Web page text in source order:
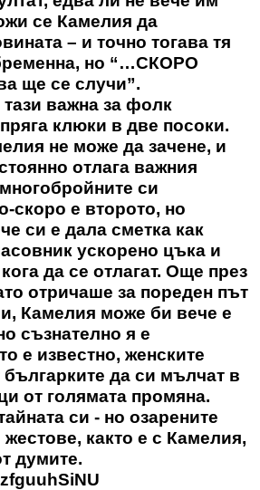
се Камелия да
– и точно тогава тя
но “…СКОРО
ще се случи”.
важна за фолк
клюки в две посоки.
не може да зачене, и
отлага важния
си
скоро е второто, но
си е дала сметка как
ускорено цъка и
да се отлагат. Още през
отричаше за пореден път
Камелия може би вече е
съзнателно я е
е известно, женските
българките да си мълчат в
от голямата промяна.
си - но озарените
както е с Камелия,
думите.